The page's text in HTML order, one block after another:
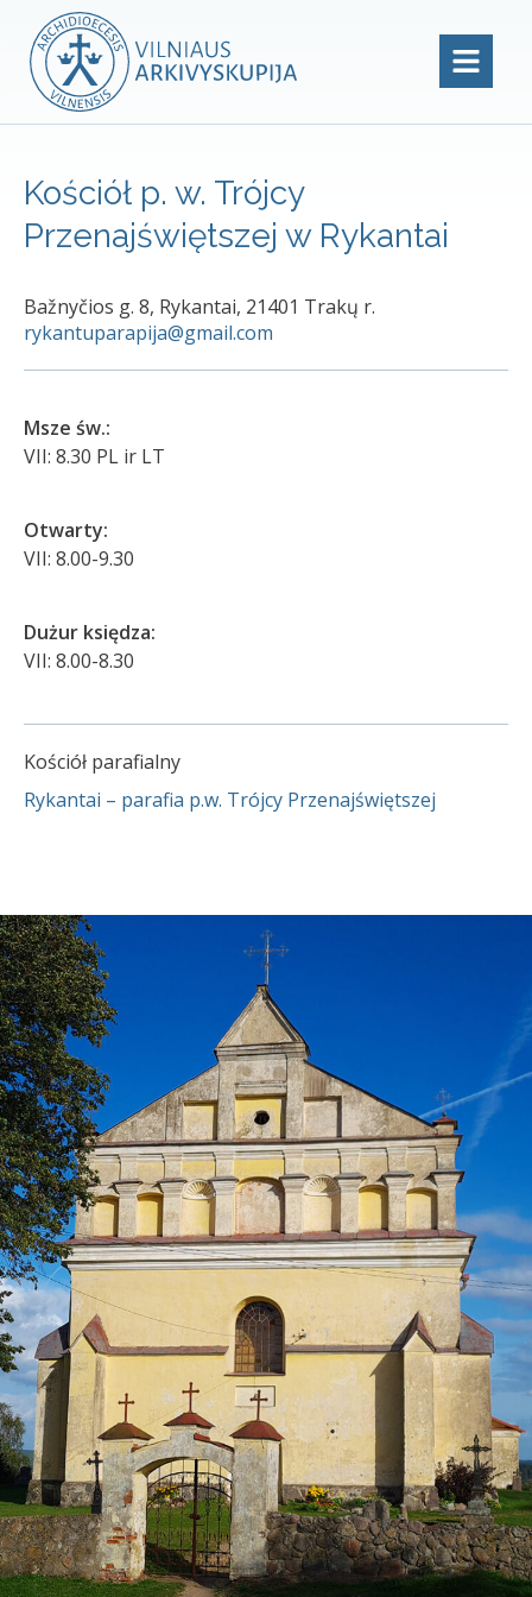
Kościół p. w. Trójcy
Przenajświętszej w Rykantai
Bažnyčios g. 8, Rykantai, 21401 Trakų r.
rykantuparapija@gmail.com
Msze św.:
VII: 8.30 PL ir LT
Otwarty:
VII: 8.00-9.30
Dużur księdza:
VII: 8.00-8.30
Kościół parafialny
Rykantai – parafia p.w. Trójcy Przenajświętszej